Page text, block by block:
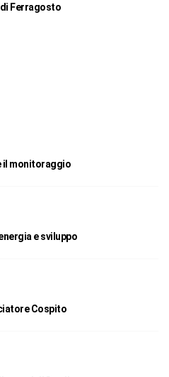
Ferragosto
il monitoraggio
e sviluppo
Cospito